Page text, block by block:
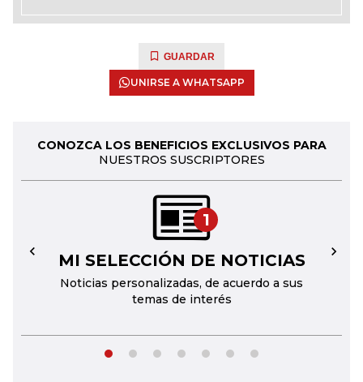
GUARDAR
UNIRSE A WHATSAPP
CONOZCA LOS BENEFICIOS EXCLUSIVOS PARA
NUESTROS SUSCRIPTORES
1
MI SELECCIÓN DE NOTICIAS
Noticias personalizadas, de acuerdo a sus
temas de interés
← →